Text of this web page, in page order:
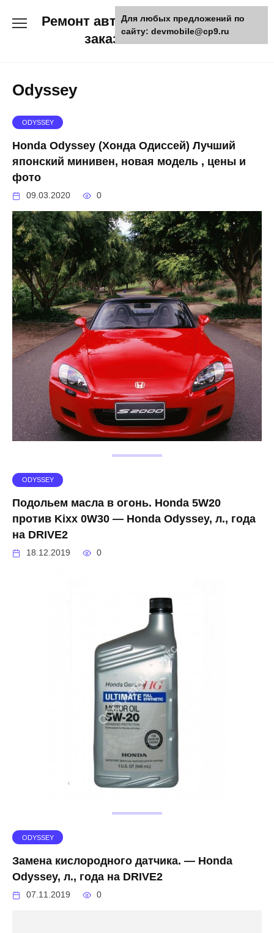
Ремонт авто и мото техники,
заказ запчастей
Odyssey
ODYSSEY
Honda Odyssey (Хонда Одиссей) Лучший
японский минивен, новая модель , цены и
фото
09.03.2020 0
ODYSSEY
Подольем масла в огонь. Honda 5W20
против Kixx 0W30 — Honda Odyssey, л., года
на DRIVE2
18.12.2019 0
ODYSSEY
Замена кислородного датчика. — Honda
Odyssey, л., года на DRIVE2
07.11.2019 0
Для любых предложений по
сайту: devmobile@cp9.ru